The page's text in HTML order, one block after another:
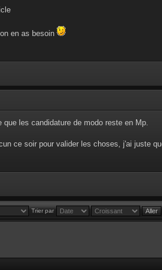
en as besoin
les candidature de modo reste en Mp.
ce soir pour valider les choses, j'ai juste
Trier par